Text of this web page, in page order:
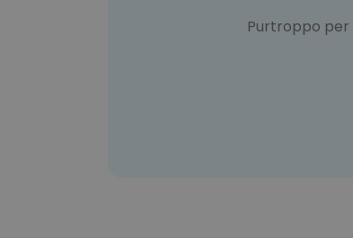
Purtroppo per